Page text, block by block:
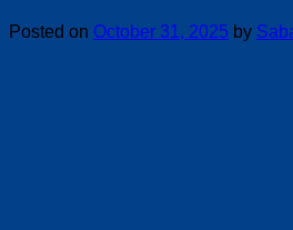
Posted on October 31, 2025 by